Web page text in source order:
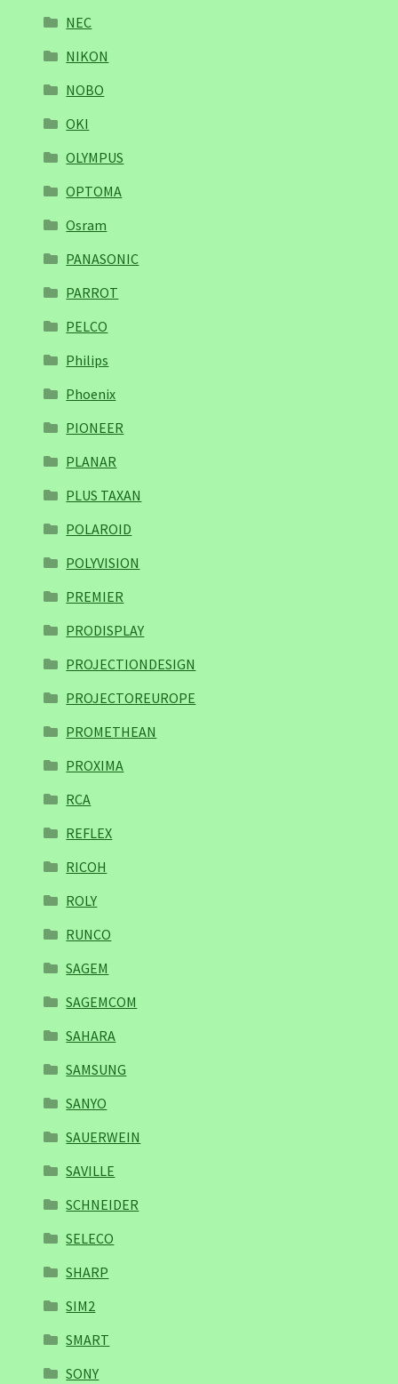
NEC
NIKON
NOBO
OKI
OLYMPUS
OPTOMA
Osram
PANASONIC
PARROT
PELCO
Philips
Phoenix
PIONEER
PLANAR
PLUS TAXAN
POLAROID
POLYVISION
PREMIER
PRODISPLAY
PROJECTIONDESIGN
PROJECTOREUROPE
PROMETHEAN
PROXIMA
RCA
REFLEX
RICOH
ROLY
RUNCO
SAGEM
SAGEMCOM
SAHARA
SAMSUNG
SANYO
SAUERWEIN
SAVILLE
SCHNEIDER
SELECO
SHARP
SIM2
SMART
SONY